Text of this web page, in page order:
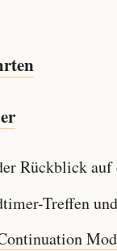
Rückblick auf
Treffen